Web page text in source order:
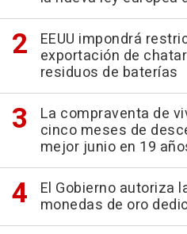
EEUU impondrá
exportación de
residuos de baterías
La compraventa de
cinco meses de
mejor junio en 19
El Gobierno autoriza
monedas de oro